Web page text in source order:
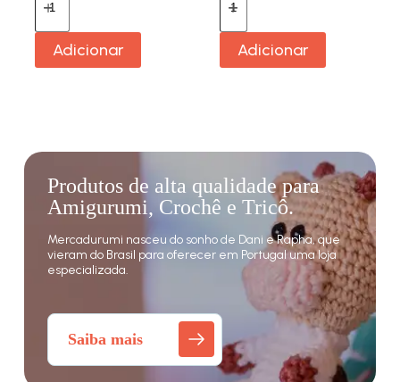
Adicionar Adicionar
Produtos de alta qualidade para
Amigurumi, Crochê e Tricô.
Mercadurumi nasceu do sonho de Dani e Rapha, que
vieram do Brasil para oferecer em Portugal uma loja
especializada.
Saiba mais